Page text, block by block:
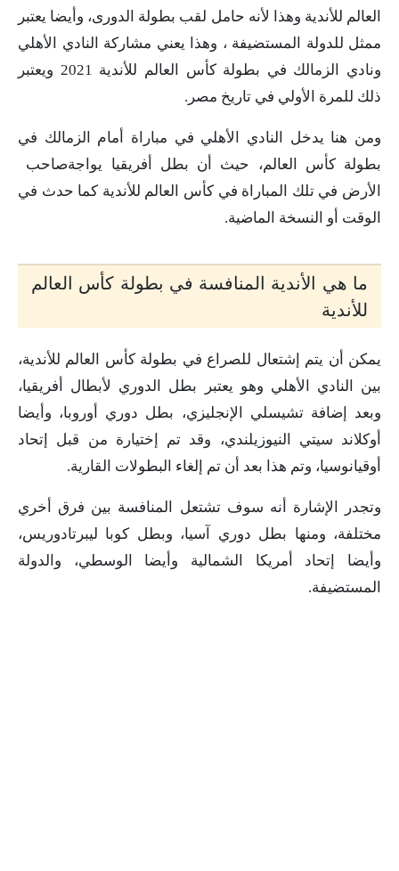
العالم للأندية وهذا لأنه حامل لقب بطولة الدورى، وأيضا يعتبر
ممثل للدولة المستضيفة ، وهذا يعني مشاركة النادي الأهلي
ونادي الزمالك في بطولة كأس العالم للأندية 2021 ويعتبر
ذلك للمرة الأولي في تاريخ مصر.
ومن هنا يدخل النادي الأهلي في مباراة أمام الزمالك في
بطولة كأس العالم، حيث أن بطل أفريقيا يواجةصاحب
الأرض في تلك المباراة في كأس العالم للأندية كما حدث في
الوقت أو النسخة الماضية.
ما هي الأندية المنافسة في بطولة كأس العالم
للأندية
يمكن أن يتم إشتعال للصراع في بطولة كأس العالم للأندية،
بين النادي الأهلي وهو يعتبر بطل الدوري لأبطال أفريقيا،
وبعد إضافة تشيسلي الإنجليزي، بطل دوري أوروبا، وأيضا
أوكلاند سيتي النيوزيلندي، وقد تم إختيارة من قبل إتحاد
أوقيانوسيا، وتم هذا بعد أن تم إلغاء البطولات القارية.
وتجدر الإشارة أنه سوف تشتعل المنافسة بين فرق أخري
مختلفة، ومنها بطل دوري آسيا، وبطل كوبا ليبرتادوريس،
وأيضا إتحاد أمريكا الشمالية وأيضا الوسطي، والدولة
المستضيفة.